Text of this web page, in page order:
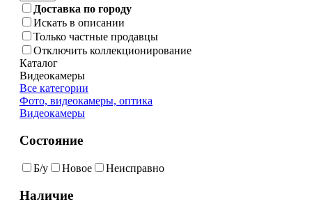
Доставка по городу
Искать в описании
Только частные продавцы
Отключить коллекционирование
Каталог
Видеокамеры
Все категории
Фото, видеокамеры, оптика
Видеокамеры
Состояние
Б/у Новое Неисправно
Наличие